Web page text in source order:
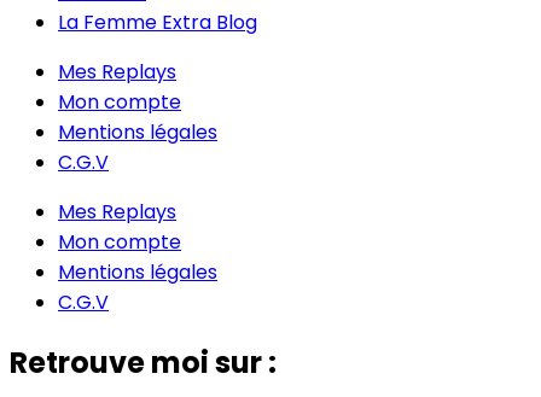
La Femme Extra Blog
Mes Replays
Mon compte
Mentions légales
C.G.V
Mes Replays
Mon compte
Mentions légales
C.G.V
Retrouve moi sur :